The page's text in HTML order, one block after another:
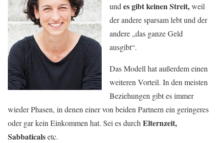
undes gibt keinen Streit,weil
der andere sparsam lebt und der
andere „das ganze Geld
ausgibt“.
Das Modell hat außerdem einen
weiteren Vorteil. In den meisten
Beziehungen gibt es immer
wieder Phasen, in denen einer von beiden Partnern ein geringeres
oder gar kein Einkommen hat. Sei es durchElternzeit,
Sabbaticalsetc.